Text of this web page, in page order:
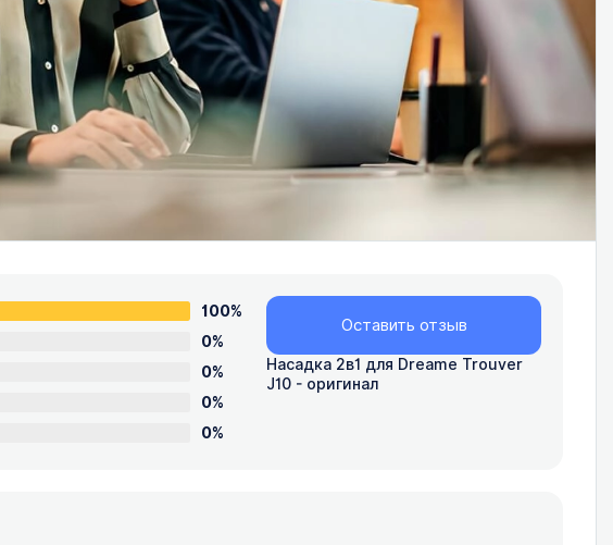
100%
0%
0%
0%
0%
Насадка 2в1 для Dreame Trouver
J10 - оригинал
Оставить отзыв